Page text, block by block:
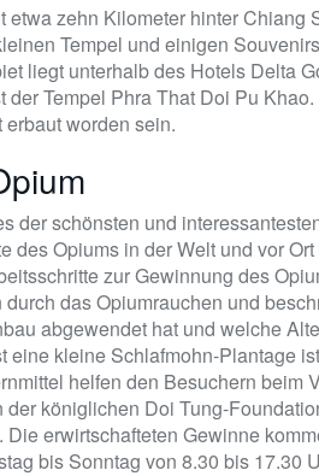
etwa zehn Kilometer hinter Chiang
Tempel und einigen
liegt unterhalb des Hotels Delta
der Tempel Phra That Doi Pu
erbaut worden sein.
der schönsten und
des Opiums in der Welt und vor
zur Gewinnung des
das Opiumrauchen und
abgewendet hat und welche
eine kleine Schlafmohn-Plantage
helfen den Besuchern beim
der königlichen Doi Tung-
Die erwirtschafteten Gewinne
bis Sonntag von 8.30 bis 17.30